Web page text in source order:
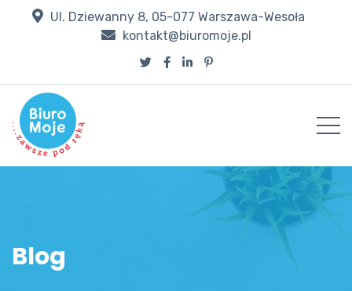
Ul. Dziewanny 8, 05-077 Warszawa-Wesoła
kontakt@biuromoje.pl
Blog